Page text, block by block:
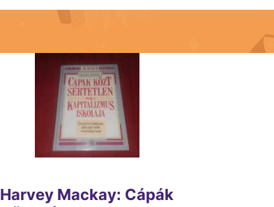
Harvey Mackay: Cápák